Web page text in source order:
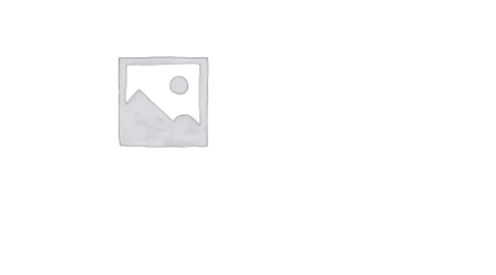
Tratamente naturale
Iubim fructele